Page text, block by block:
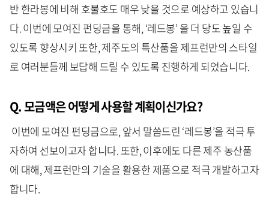
반 한라봉에 비해 호불호도 매우 낮을 것으로 예상하고 있습니
다. 이번에 모여진 펀딩금을 통해, ‘레드봉’ 을 더 당도 높일 수
있도록 향상시키 또한, 제주도의 특산품을 제프런만의 스타일
로 여러분들께 보답해 드릴 수 있도록 진행하게 되었습니다.
Q. 모금액은 어떻게 사용할 계획이신가요?
이번에 모여진 펀딩금으로, 앞서 말씀드린 ‘레드봉’을 적극 투
자하여 선보이고자 합니다. 또한, 이후에도 다른 제주 농산품
에 대해, 제프런만의 기술을 활용한 제품으로 적극 개발하고자
합니다.